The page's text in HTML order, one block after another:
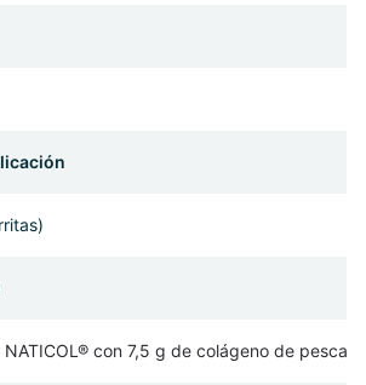
NATICOL® con 7,5 g de colágeno de